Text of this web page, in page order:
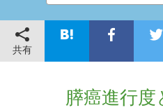
共有
膵癌進行度